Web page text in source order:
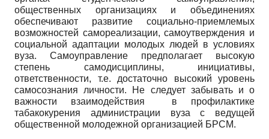
общественных организациях и объединениях
обеспечивают развитие социально-приемлемых
возможностей самореализации, самоутверждения и
социальной адаптации молодых людей в условиях
вуза. Самоуправление предполагает высокую
степень самодисциплины, инициативы,
ответственности, т.е. достаточно высокий уровень
самосознания личности. Не следует забывать и о
важности взаимодействия в профилактике
табакокурения администрации вуза с ведущей
общественной молодежной организацией БРСМ.